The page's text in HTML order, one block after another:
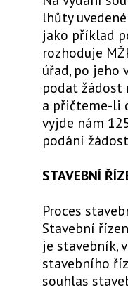
lhůty
jako příklad
rozhoduje
úřad, po jeho
podat žádost
a přičteme-li
vyjde nám
podání
STAVEBNÍ
Proces
Stavební
je stavebník,
stavebního
souhlas